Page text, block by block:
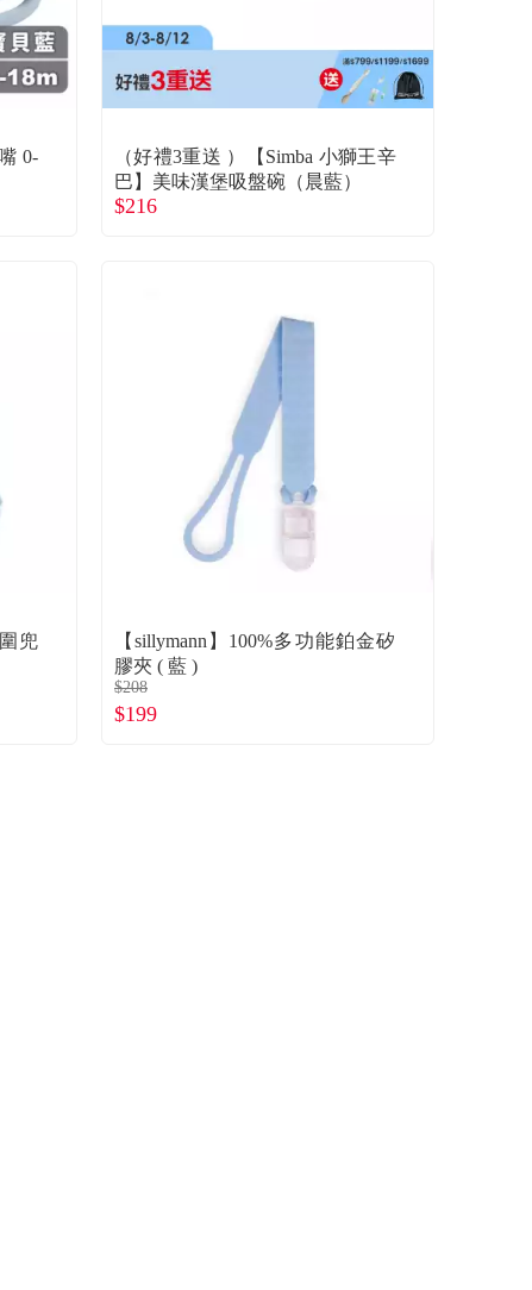
0-
（好禮3重送 ）【Simba 小獅王辛
巴】美味漢堡吸盤碗（晨藍）
$216
兜
【sillymann】100%多功能鉑金矽
膠夾 ( 藍 )
$208
$199